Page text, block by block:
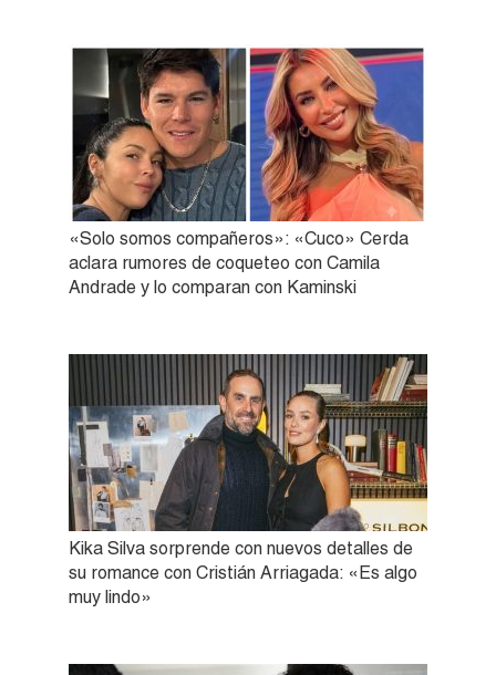
«Solo somos compañeros»: «Cuco» Cerda
aclara rumores de coqueteo con Camila
Andrade y lo comparan con Kaminski
Kika Silva sorprende con nuevos detalles de
su romance con Cristián Arriagada: «Es algo
muy lindo»